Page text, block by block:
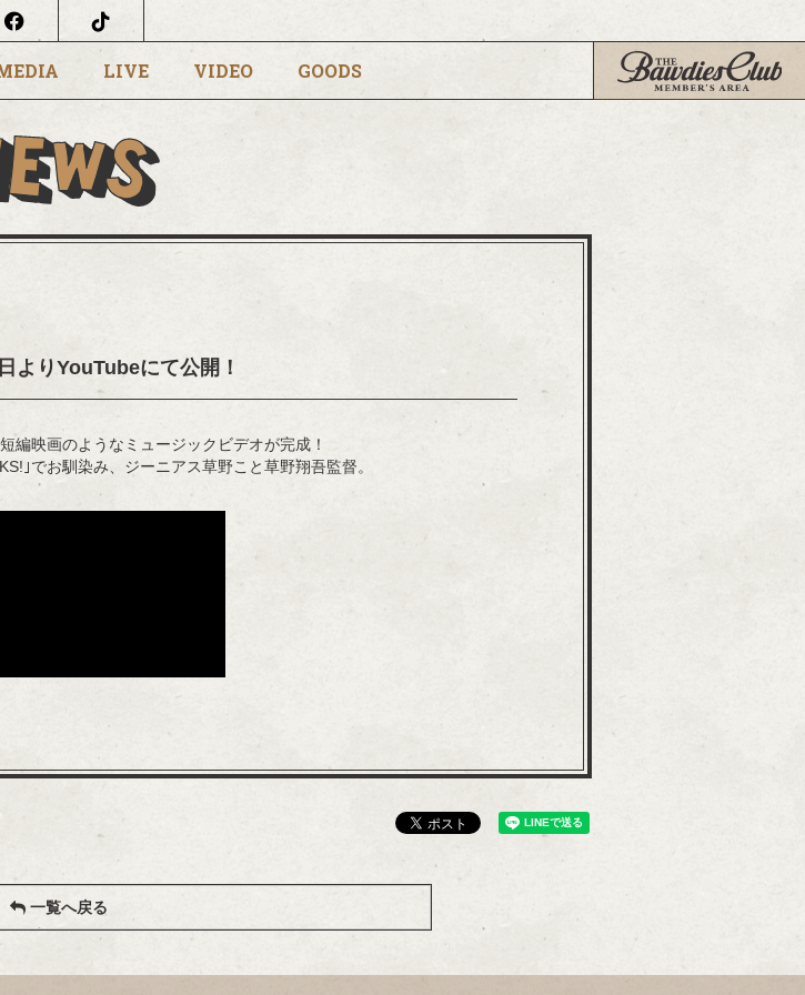
LIVE VIDEO GOODS
よりYouTubeにて公開！
編映画のようなミュージックビデオが完成！
｣でお馴染み、ジーニアス草野こと草野翔吾監督。
一覧へ戻る